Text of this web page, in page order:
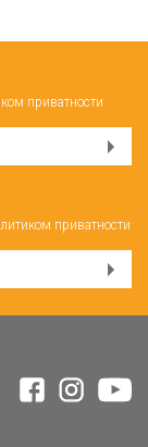
приватности
приватности